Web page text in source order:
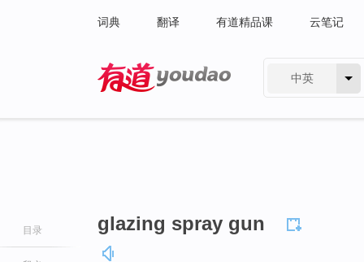
词典 翻译 有道精品课 云笔记
中英
目录 glazing spray gun